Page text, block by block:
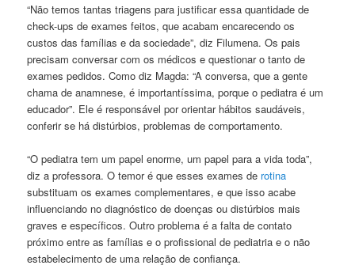
“Não temos tantas triagens para justificar essa quantidade de
check-ups de exames feitos, que acabam encarecendo os
custos das famílias e da sociedade”, diz Filumena. Os pais
precisam conversar com os médicos e questionar o tanto de
exames pedidos. Como diz Magda: “A conversa, que a gente
chama de anamnese, é importantíssima, porque o pediatra é um
educador”. Ele é responsável por orientar hábitos saudáveis,
conferir se há distúrbios, problemas de comportamento.
“O pediatra tem um papel enorme, um papel para a vida toda”,
diz a professora. O temor é que esses exames de rotina
substituam os exames complementares, e que isso acabe
influenciando no diagnóstico de doenças ou distúrbios mais
graves e específicos. Outro problema é a falta de contato
próximo entre as famílias e o profissional de pediatria e o não
estabelecimento de uma relação de confiança.